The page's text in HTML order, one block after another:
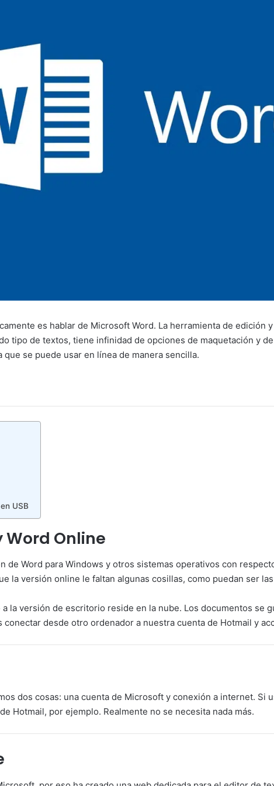
es hablar de Microsoft Word. La herramienta de edición
tipo de textos, tiene infinidad de opciones de maquetación y
se puede usar en línea de manera sencilla.
USB
Online
de Word para Windows y otros sistemas operativos con
la versión online le faltan algunas cosillas, como puedan ser
la versión de escritorio reside en la nube. Los documentos se
desde otro ordenador a nuestra cuenta de Hotmail y
dos cosas: una cuenta de Microsoft y conexión a internet. Si
Hotmail, por ejemplo. Realmente no se necesita nada más.